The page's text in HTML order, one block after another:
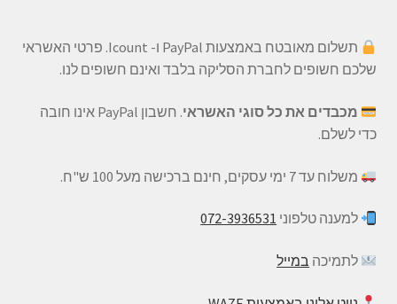
תשלום מאובטח באמצעות PayPal ו- Icount. פרטי האשראי
שלכם חשופים לחברת הסליקה בלבד ואינם חשופים לנו.
מכבדים את כל סוגי האשראי
. חשבון PayPal אינו חובה
כדי לשלם.
משלוח עד 7 ימי עסקים, חינם ברכישה מעל 100 ש"ח.
למענה טלפוני 072-3936531
לתמיכה במייל